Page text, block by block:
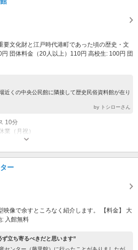
要文化財と江戸時代港町であった頃の歴史・文
団体料金（20人以上）110円 高校生: 100円 団
近くの中央公民館に隣接して歴史民俗資料館が在り
by トシローさん
10分
業（月祝）
ー
映像で余すところなく紹介します。 【料金】 大
: 入館無料
立ち寄るべきだと思います”